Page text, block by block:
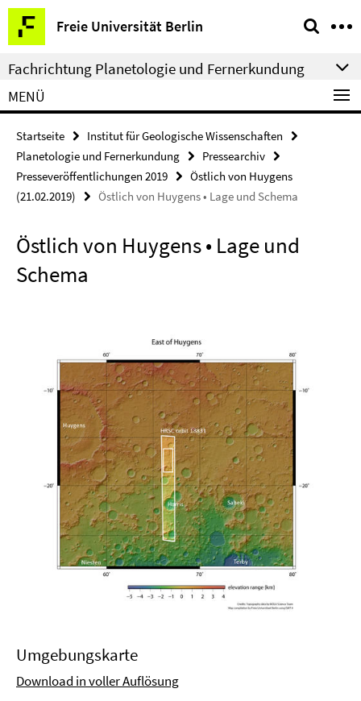
Springe
direkt
zu
Inhalt
Freie Universität Berlin
Service-
Navigation
Fachrichtung Planetologie und Fernerkundung
MENÜ
Startseite
Institut für Geologische Wissenschaften
Planetologie und Fernerkundung
Pressearchiv
Presseveröffentlichungen 2019
Östlich von Huygens
(21.02.2019)
Östlich von Huygens • Lage und Schema
Östlich von Huygens • Lage und
Schema
Umgebungskarte
Download in voller Auflösung